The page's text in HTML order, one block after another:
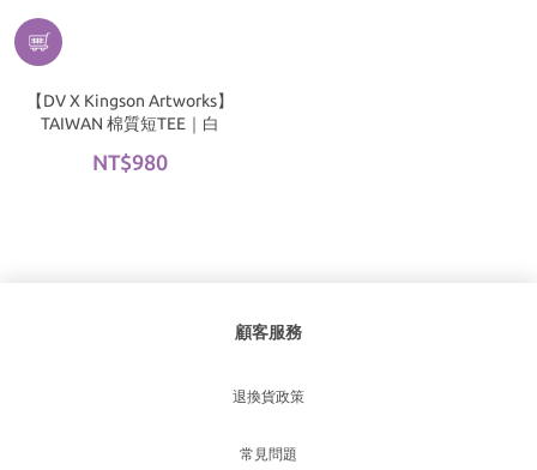
【DV X Kingson Artworks】
TAIWAN 棉質短TEE｜白
NT$980
顧客服務
退換貨政策
常見問題